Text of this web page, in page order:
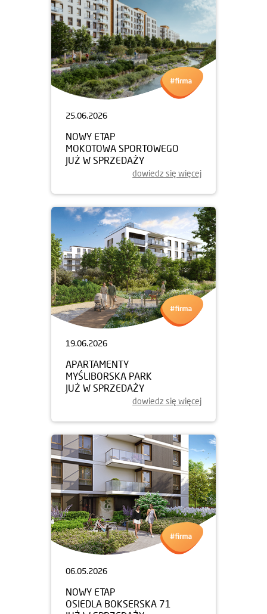
25.06.2026
NOWY ETAP
MOKOTOWA SPORTOWEGO
JUŻ W SPRZEDAŻY
dowiedz się więcej
19.06.2026
APARTAMENTY
MYŚLIBORSKA PARK
JUŻ W SPRZEDAŻY
dowiedz się więcej
06.05.2026
NOWY ETAP
OSIEDLA BOKSERSKA 71